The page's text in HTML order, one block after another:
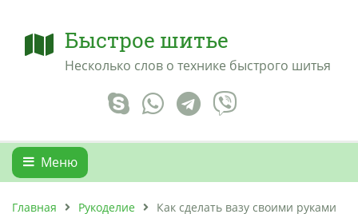
Быстрое шитье
Несколько слов о технике быстрого шитья
Меню
Главная Рукоделие Как сделать вазу своими руками